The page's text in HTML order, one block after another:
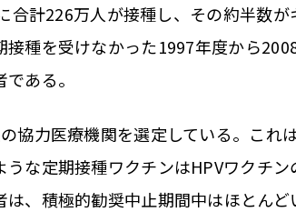
合計226万人が接種し、その約半数
種を受けなかった1997年度から
ある。
協力医療機関を選定している。これ
な定期接種ワクチンはHPVワクチ
、積極的勧奨中止期間中はほとん